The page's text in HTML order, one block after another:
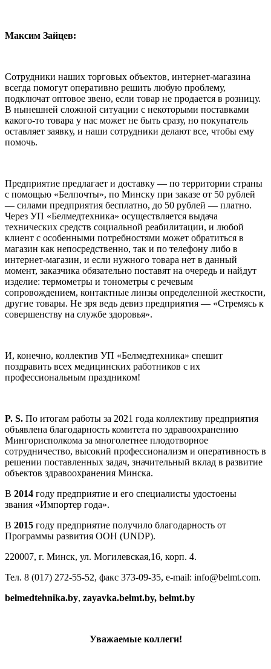
Максим Зайцев:
Сотрудники наших торговых объектов, интернет-магазина
всегда помогут оперативно решить любую проблему,
подключат оптовое звено, если товар не продается в розницу.
В нынешней сложной ситуации с некоторыми поставками
какого-то товара у нас может не быть сразу, но покупатель
оставляет заявку, и наши сотрудники делают все, чтобы ему
помочь.
Предприятие предлагает и доставку — по территории страны
с помощью «Белпочты», по Минску при заказе от 50 рублей
— силами предприятия бесплатно, до 50 рублей — платно.
Через УП «Белмедтехника» осуществляется выдача
технических средств социальной реабилитации, и любой
клиент с особенными потребностями может обратиться в
магазин как непосредственно, так и по телефону либо в
интернет-магазин, и если нужного товара нет в данный
момент, заказчика обязательно поставят на очередь и найдут
изделие: термометры и тонометры с речевым
сопровождением, контактные линзы определенной жесткости,
другие товары. Не зря ведь девиз предприятия — «Стремясь к
совершенству на службе здоровья».
И, конечно, коллектив УП «Белмедтехника» спешит
поздравить всех медицинских работников с их
профессиональным праздником!
P. S. По итогам работы за 2021 года коллективу предприятия
объявлена благодарность комитета по здравоохранению
Мингорисполкома за многолетнее плодотворное
сотрудничество, высокий профессионализм и оперативность в
решении поставленных задач, значительный вклад в развитие
объектов здравоохранения Минска.
В 2014 году предприятие и его специалисты удостоены
звания «Импортер года».
В 2015 году предприятие получило благодарность от
Программы развития ООН (UNDP).
220007, г. Минск, ул. Могилевская,16, корп. 4.
Тел. 8 (017) 272-55-52, факс 373-09-35, e-mail: info@belmt.com.
belmedtehnika.by, zayavka.belmt.by, belmt.by
Уважаемые коллеги!